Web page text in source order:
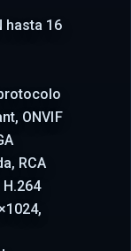
hasta 16
ONVIF
RCA